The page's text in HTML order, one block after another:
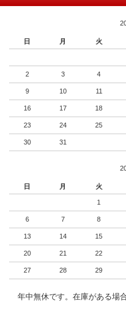
日 月 火
2 3 4
9 10 11
16 17 18
23 24 25
30 31
日 月 火
1
6 7 8
13 14 15
20 21 22
27 28 29
年中無休です。在庫がある場